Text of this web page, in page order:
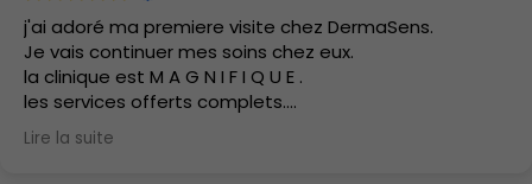
j'ai adoré ma premiere visite chez DermaSens.
Je vais continuer mes soins chez eux.
la clinique est M A G N I F I Q U E .
les services offerts complets.
J'ai hate d'y retourner.
les soins sont doux.
Lire la suite